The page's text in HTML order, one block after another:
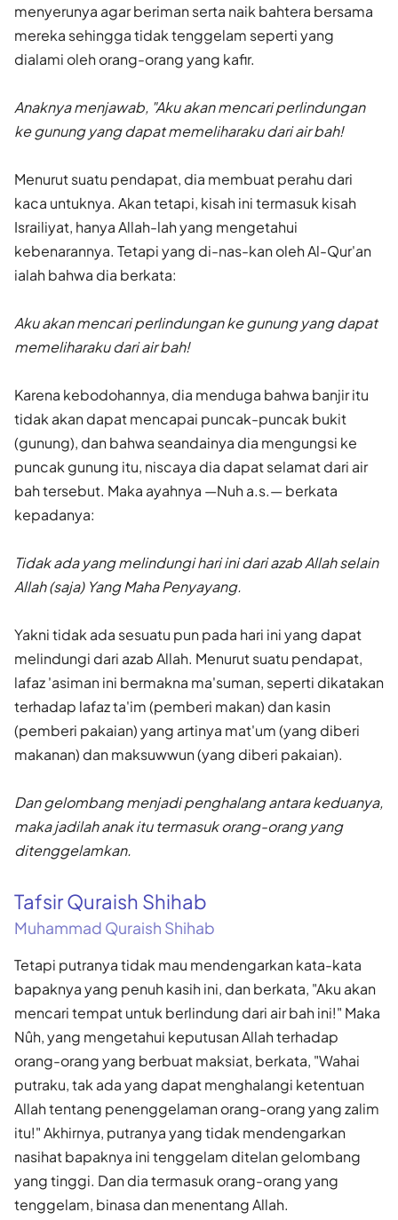
menyerunya agar beriman serta naik bahtera bersama
mereka sehingga tidak tenggelam seperti yang
dialami oleh orang-orang yang kafir.
Anaknya menjawab, "Aku akan mencari perlindungan
ke gunung yang dapat memeliharaku dari air bah!
Menurut suatu pendapat, dia membuat perahu dari
kaca untuknya. Akan tetapi, kisah ini termasuk kisah
Israiliyat, hanya Allah-lah yang mengetahui
kebenarannya. Tetapi yang di-nas-kan oleh Al-Qur'an
ialah bahwa dia berkata:
Aku akan mencari perlindungan ke gunung yang dapat
meme­liharaku dari air bah!
Karena kebodohannya, dia menduga bahwa banjir itu
tidak akan dapat mencapai puncak-puncak bukit
(gunung), dan bahwa seandainya dia mengungsi ke
puncak gunung itu, niscaya dia dapat selamat dari air
bah tersebut. Maka ayahnya —Nuh a.s.— berkata
kepadanya:
Tidak ada yang melindungi hari ini dari azab Allah selain
Allah (saja) Yang Maha Penyayang.
Yakni tidak ada sesuatu pun pada hari ini yang dapat
melindungi dari azab Allah. Menurut suatu pendapat,
lafaz 'asiman ini bermakna ma'suman, seperti dikatakan
terhadap lafaz ta'im (pemberi makan) dan kasin
(pemberi pakaian) yang artinya mat'um (yang diberi
makanan) dan maksuwwun (yang diberi pakaian).
Dan gelombang menjadi penghalang antara keduanya,
maka jadilah anak itu termasuk orang-orang yang
ditenggelamkan.
Tafsir Quraish Shihab
Muhammad Quraish Shihab
Tetapi putranya tidak mau mendengarkan kata-kata
bapaknya yang penuh kasih ini, dan berkata, "Aku akan
mencari tempat untuk berlindung dari air bah ini!" Maka
Nûh, yang mengetahui keputusan Allah terhadap
orang-orang yang berbuat maksiat, berkata, "Wahai
putraku, tak ada yang dapat menghalangi ketentuan
Allah tentang penenggelaman orang-orang yang zalim
itu!" Akhirnya, putranya yang tidak mendengarkan
nasihat bapaknya ini tenggelam ditelan gelombang
yang tinggi. Dan dia termasuk orang-orang yang
tenggelam, binasa dan menentang Allah.